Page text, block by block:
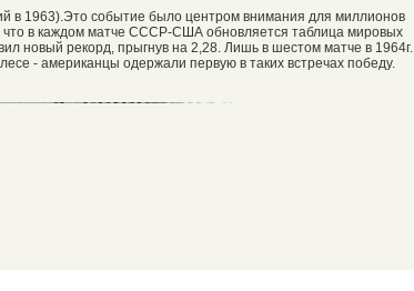
в 1963).Это событие было центром внимания для миллионов
в каждом матче СССР-США обновляется таблица мировых
новый рекорд, прыгнув на 2,28. Лишь в шестом матче в 1964г.
- американцы одержали первую в таких встречах победу.